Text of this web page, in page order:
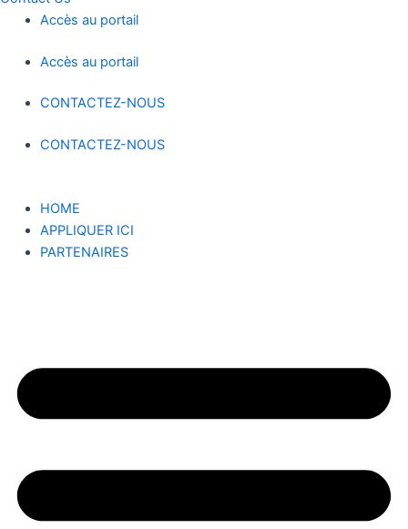
Accès au portail
Accès au portail
CONTACTEZ-NOUS
CONTACTEZ-NOUS
HOME
APPLIQUER ICI
PARTENAIRES